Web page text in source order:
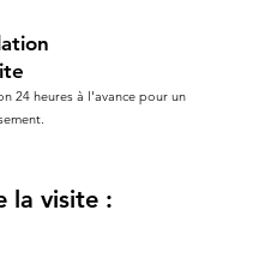
24 heures à l'avance pour un
la visite :